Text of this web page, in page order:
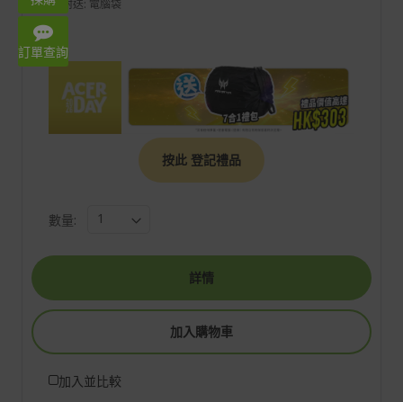
附送: 電腦袋
按此 登記禮品
數量:
詳情
加入購物車
加入並比較
訂單查詢